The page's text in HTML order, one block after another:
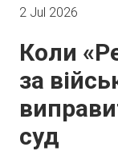
2 Jul 2026
Коли
за
суд